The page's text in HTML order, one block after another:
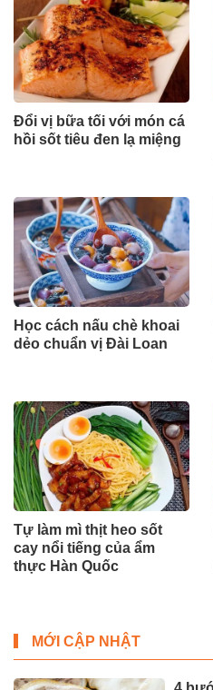
Đổi vị bữa tối với món cá
hồi sốt tiêu đen lạ miệng
Học cách nấu chè khoai
dẻo chuẩn vị Đài Loan
Tự làm mì thịt heo sốt
cay nổi tiếng của ẩm
thực Hàn Quốc
MỚI CẬP NHẬT